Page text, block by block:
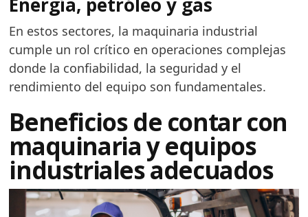
En estos sectores, la maquinaria industrial
cumple un rol crítico en operaciones complejas
donde la confiabilidad, la seguridad y el
rendimiento del equipo son fundamentales.
Beneficios de contar con
maquinaria y equipos
industriales adecuados